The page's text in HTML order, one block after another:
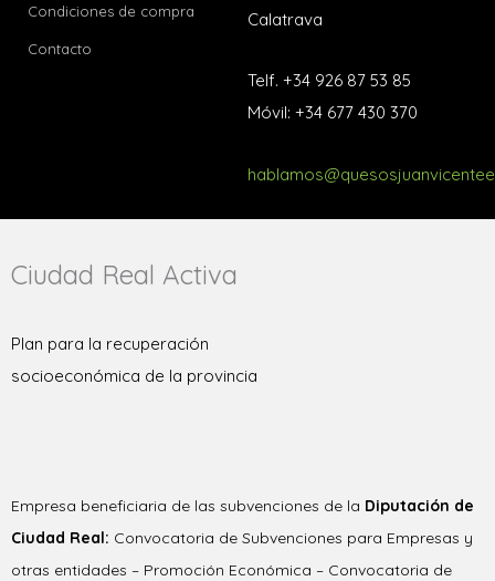
Condiciones de compra
Contacto
Calatrava
Telf. +34 926 87 53 85
Móvil: +34 677 430 370
Ciudad Real Activa
Plan para la recuperación
socioeconómica de la provincia
Empresa beneficiaria de las subvenciones de la Diputación de
Ciudad Real: Convocatoria de Subvenciones para Empresas y
otras entidades – Promoción Económica – Convocatoria de